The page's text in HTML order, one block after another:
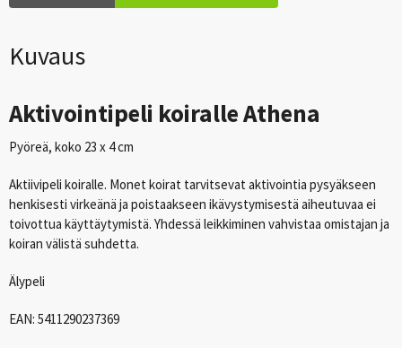
Kuvaus
Aktivointipeli koiralle Athena
Pyöreä, koko 23 x 4 cm
Aktiivipeli koiralle. Monet koirat tarvitsevat aktivointia pysyäkseen
henkisesti virkeänä ja poistaakseen ikävystymisestä aiheutuvaa ei
toivottua käyttäytymistä. Yhdessä leikkiminen vahvistaa omistajan ja
koiran välistä suhdetta.
Älypeli
EAN: 5411290237369